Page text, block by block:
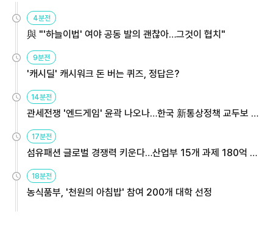
4분전
與 "'하늘이법' 여야 공동 발의 괜찮아…그것이 협치"
9분전
'캐시딜' 캐시워크 돈 버는 퀴즈, 정답은?
14분전
관세전쟁 '엔드게임' 윤곽 나오나…한국 新통상정책 교두보 활
용해야
17분전
섬유패션 글로벌 경쟁력 키운다…산업부 15개 과제 180억 지
원
18분전
농식품부, '천원의 아침밥' 참여 200개 대학 선정